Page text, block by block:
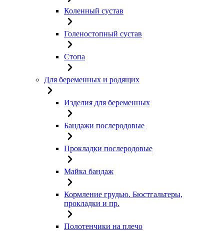
Коленный сустав
Голеностопный сустав
Стопа
Для беременных и родящих
Изделия для беременных
Бандажи послеродовые
Прокладки послеродовые
Майка бандаж
Кормление грудью. Бюстгальтеры,
прокладки и пр.
Полотенчики на плечо